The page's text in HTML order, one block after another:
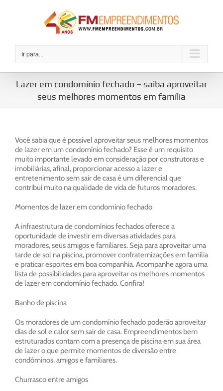
Ir para...
Lazer em condomínio fechado – saiba aproveitar
seus melhores momentos em família
Você sabia que é possível aproveitar seus melhores momentos
de lazer em um condomínio fechado? Esse é um requisito
muito importante levado em consideração por construtoras e
imobiliárias, afinal, proporcionar acesso a lazer e
entretenimento sem sair de casa é um diferencial que
contribui muito na qualidade de vida de futuros moradores.
Momentos de lazer em condomínio fechado
A infraestrutura de condomínios fechados oferece a
oportunidade de investir em diversas atividades para
moradores, seus amigos e familiares. Seja para aproveitar uma
tarde de sol na piscina, promover confraternizações em família
e praticar esportes em boa companhia. Acompanhe agora uma
lista de possibilidades para aproveitar os melhores momentos
de lazer em condomínio fechado. Confira!
Banho de piscina
Os moradores de um condomínio fechado poderão aproveitar
dias de sol e calor sem sair de casa. Empreendimentos bem
estruturados contam com a presença de piscina em sua área
de lazer o que permite momentos de diversão entre
condôminos, amigos e familiares.
Churrasco entre amigos